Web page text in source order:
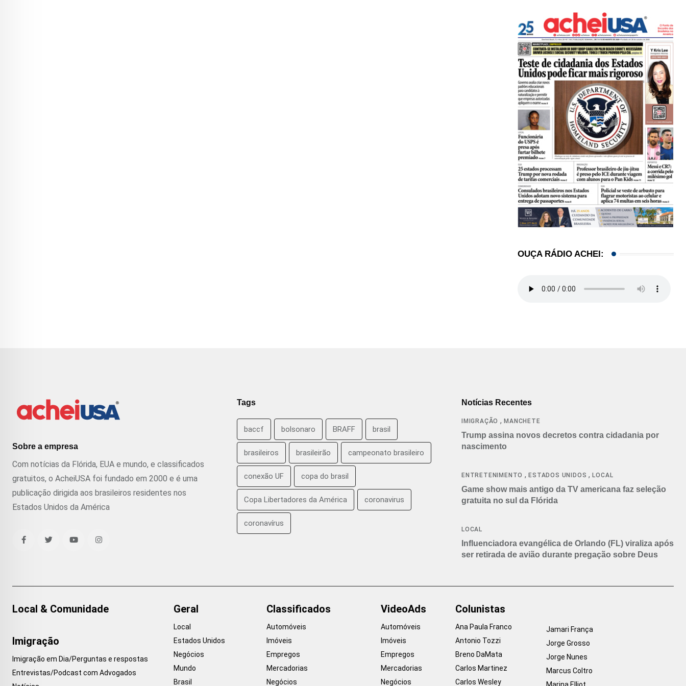
OUÇA RÁDIO ACHEI:
Sobre a empresa
Com notícias da Flórida, EUA e mundo, e classificados
gratuitos, o AcheiUSA foi fundado em 2000 e é uma
publicação dirigida aos brasileiros residentes nos
Estados Unidos da América
Tags
baccf bolsonaro BRAFF brasil
brasileiros brasileirão campeonato brasileiro
conexão UF copa do brasil
Copa Libertadores da América coronavirus
coronavírus
Notícias Recentes
IMIGRAÇÃO ,MANCHETE
Trump assina novos decretos contra cidadania por
nascimento
ENTRETENIMENTO ,ESTADOS UNIDOS ,LOCAL
Game show mais antigo da TV americana faz seleção
gratuita no sul da Flórida
LOCAL
Influenciadora evangélica de Orlando (FL) viraliza após
ser retirada de avião durante pregação sobre Deus
Local & Comunidade
Imigração
Imigração em Dia/Perguntas e respostas
Entrevistas/Podcast com Advogados
Geral
Local
Estados Unidos
Negócios
Mundo
Brasil
Classificados
Automóveis
Imóveis
Empregos
Mercadorias
Negócios
VideoAds
Automóveis
Imóveis
Empregos
Mercadorias
Negócios
Colunistas
Ana Paula Franco
Antonio Tozzi
Breno DaMata
Carlos Martinez
Carlos Wesley
Jamari França
Jorge Grosso
Jorge Nunes
Marcus Coltro